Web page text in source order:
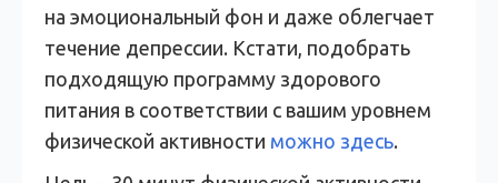
на эмоциональный фон и даже облегчает
течение депрессии. Кстати, подобрать
подходящую программу здорового
питания в соответствии с вашим уровнем
физической активности можно здесь.